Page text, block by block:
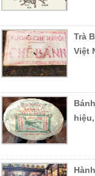
Trà
Việt